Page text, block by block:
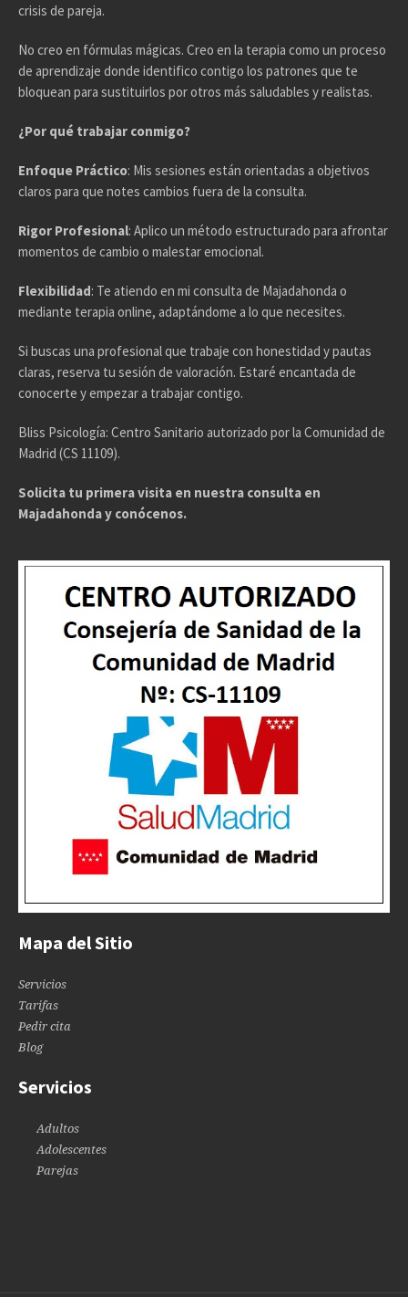
crisis de pareja.
No creo en fórmulas mágicas. Creo en la terapia como un proceso
de aprendizaje donde identifico contigo los patrones que te
bloquean para sustituirlos por otros más saludables y realistas.
¿Por qué trabajar conmigo?
Enfoque Práctico: Mis sesiones están orientadas a objetivos
claros para que notes cambios fuera de la consulta.
Rigor Profesional: Aplico un método estructurado para afrontar
momentos de cambio o malestar emocional.
Flexibilidad: Te atiendo en mi consulta de Majadahonda o
mediante terapia online, adaptándome a lo que necesites.
Si buscas una profesional que trabaje con honestidad y pautas
claras, reserva tu sesión de valoración. Estaré encantada de
conocerte y empezar a trabajar contigo.
Bliss Psicología: Centro Sanitario autorizado por la Comunidad de
Madrid (CS 11109).
Solicita tu primera visita en nuestra consulta en
Majadahonda y conócenos.
Mapa del Sitio
Servicios
Tarifas
Pedir cita
Blog
Servicios
Adultos
Adolescentes
Parejas